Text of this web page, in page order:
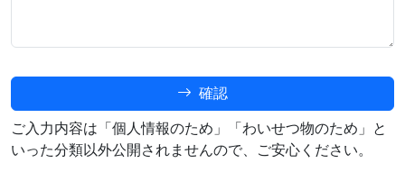
確認
ご入力内容は「個人情報のため」「わいせつ物のため」と
いった分類以外公開されませんので、ご安心ください。